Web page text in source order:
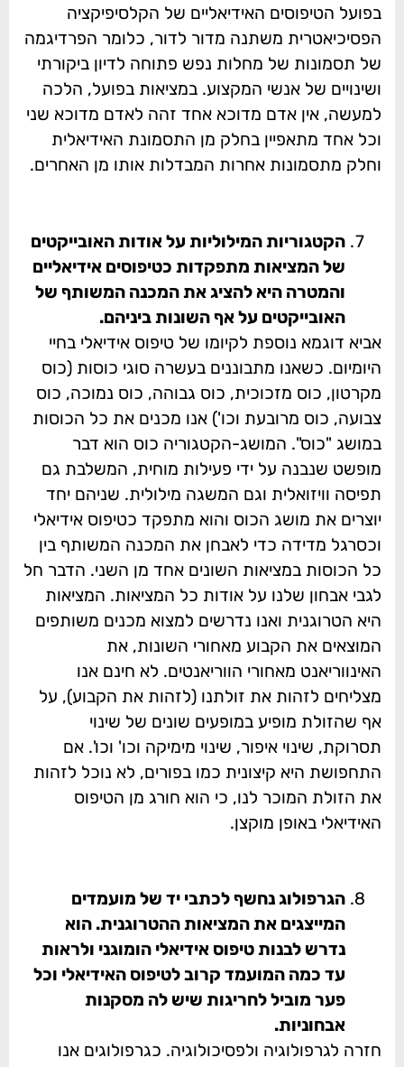
בפועל הטיפוסים האידיאליים של הקלסיפיקציה
הפסיכיאטרית משתנה מדור לדור, כלומר הפרדיגמה
של תסמונות של מחלות נפש פתוחה לדיון ביקורתי
ושינויים של אנשי המקצוע. במציאות בפועל, הלכה
למעשה, אין אדם מדוכא אחד זהה לאדם מדוכא שני
וכל אחד מתאפיין בחלק מן התסמונת האידיאלית
וחלק מתסמונות אחרות המבדלות אותו מן האחרים.
הקטגוריות המילוליות על אודות האובייקטים
של המציאות מתפקדות כטיפוסים אידיאליים
והמטרה היא להציג את המכנה המשותף של
האובייקטים על אף השונות ביניהם.
אביא דוגמא נוספת לקיומו של טיפוס אידיאלי בחיי
היומיום. כשאנו מתבוננים בעשרה סוגי כוסות (כוס
מקרטון, כוס מזכוכית, כוס גבוהה, כוס נמוכה, כוס
צבועה, כוס מרובעת וכו') אנו מכנים את כל הכוסות
במושג "כוס". המושג-הקטגוריה כוס הוא דבר
מופשט שנבנה על ידי פעילות מוחית, המשלבת גם
תפיסה וויזואלית וגם המשגה מילולית. שניהם יחד
יוצרים את מושג הכוס והוא מתפקד כטיפוס אידיאלי
וכסרגל מדידה כדי לאבחן את המכנה המשותף בין
כל הכוסות במציאות השונים אחד מן השני. הדבר חל
לגבי אבחון שלנו על אודות כל המציאות. המציאות
היא הטרוגנית ואנו נדרשים למצוא מכנים משותפים
המוצאים את הקבוע מאחורי השונות, את
האינווריאנט מאחורי הווריאנטים. לא חינם אנו
מצליחים לזהות את זולתנו (לזהות את הקבוע), על
אף שהזולת מופיע במופעים שונים של שינוי
תסרוקת, שינוי איפור, שינוי מימיקה וכו' וכו'. אם
התחפושת היא קיצונית כמו בפורים, לא נוכל לזהות
את הזולת המוכר לנו, כי הוא חורג מן הטיפוס
האידיאלי באופן מוקצן.
הגרפולוג נחשף לכתבי יד של מועמדים
המייצגים את המציאות ההטרוגנית. הוא
נדרש לבנות טיפוס אידיאלי הומוגני ולראות
עד כמה המועמד קרוב לטיפוס האידיאלי וכל
פער מוביל לחריגות שיש לה מסקנות
אבחוניות.
חזרה לגרפולוגיה ולפסיכולוגיה. כגרפולוגים אנו